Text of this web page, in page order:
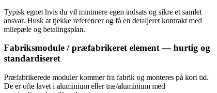
Typisk egnet hvis du vil minimere egen indsats og sikre et samlet
ansvar. Husk at tjekke referencer og få en detaljeret kontrakt med
milepæle og betalingsplan.
Fabriksmodule / præfabrikeret element — hurtig og
standardiseret
Præfabrikerede moduler kommer fra fabrik og monteres på kort tid.
De er ofte lavet i aluminium eller træ/aluminium med